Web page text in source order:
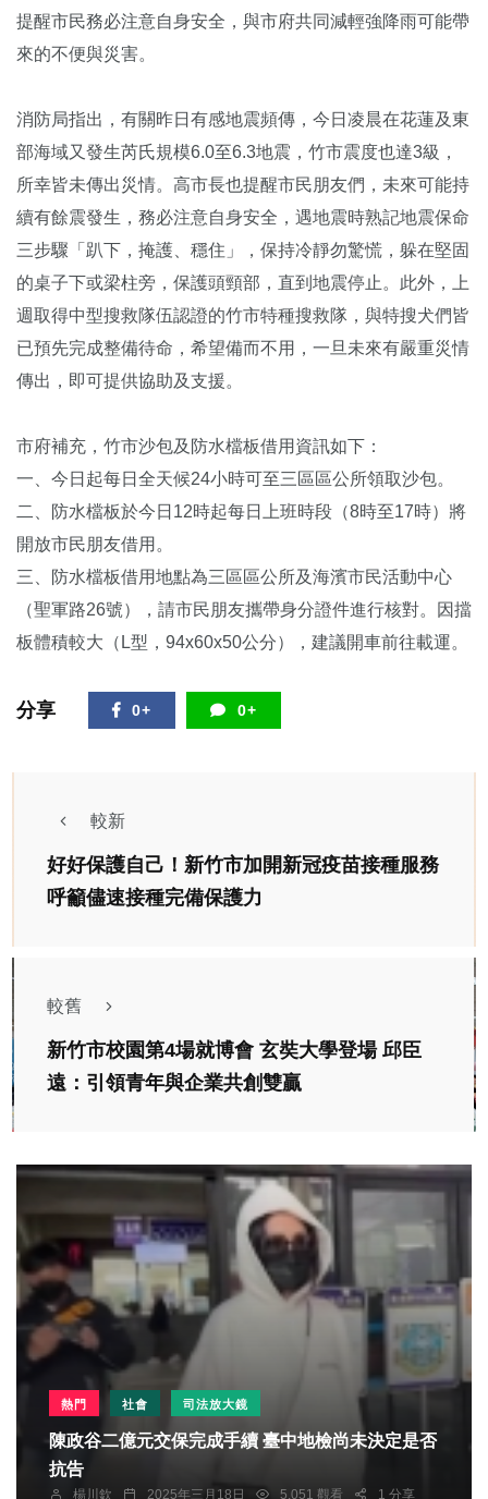
提醒市民務必注意自身安全，與市府共同減輕強降雨可能帶
來的不便與災害。
消防局指出，有關昨日有感地震頻傳，今日凌晨在花蓮及東
部海域又發生芮氏規模6.0至6.3地震，竹市震度也達3級，
所幸皆未傳出災情。高市長也提醒市民朋友們，未來可能持
續有餘震發生，務必注意自身安全，遇地震時熟記地震保命
三步驟「趴下，掩護、穩住」，保持冷靜勿驚慌，躲在堅固
的桌子下或梁柱旁，保護頭頸部，直到地震停止。此外，上
週取得中型搜救隊伍認證的竹市特種搜救隊，與特搜犬們皆
已預先完成整備待命，希望備而不用，一旦未來有嚴重災情
傳出，即可提供協助及支援。
市府補充，竹市沙包及防水檔板借用資訊如下：
一、今日起每日全天候24小時可至三區區公所領取沙包。
二、防水檔板於今日12時起每日上班時段（8時至17時）將
開放市民朋友借用。
三、防水檔板借用地點為三區區公所及海濱市民活動中心
（聖軍路26號），請市民朋友攜帶身分證件進行核對。因擋
板體積較大（L型，94x60x50公分），建議開車前往載運。
分享 0+ 0+
較新
好好保護自己！新竹市加開新冠疫苗接種服務
呼籲儘速接種完備保護力
較舊
新竹市校園第4場就博會 玄奘大學登場 邱臣
遠：引領青年與企業共創雙贏
熱門 社會 司法放大鏡
陳政谷二億元交保完成手續 臺中地檢尚未決定是否
抗告
楊川欽 2025年三月18日 5,051 觀看 1 分享